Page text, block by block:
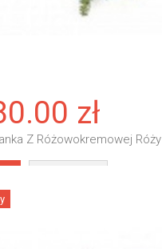
zł
Z Różowokremowej Róży